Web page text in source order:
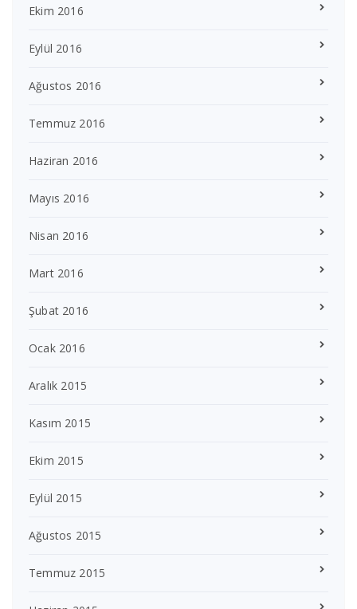
Ekim 2016
Eylül 2016
Ağustos 2016
Temmuz 2016
Haziran 2016
Mayıs 2016
Nisan 2016
Mart 2016
Şubat 2016
Ocak 2016
Aralık 2015
Kasım 2015
Ekim 2015
Eylül 2015
Ağustos 2015
Temmuz 2015